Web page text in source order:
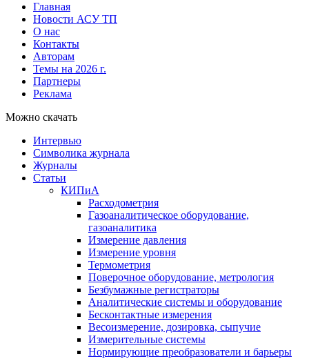
Главная
Новости АСУ ТП
О нас
Контакты
Авторам
Темы на 2026 г.
Партнеры
Реклама
Можно скачать
Интервью
Символика журнала
Журналы
Статьи
КИПиА
Расходометрия
Газоаналитическое оборудование,
газоаналитика
Измерение давления
Измерение уровня
Термометрия
Поверочное оборудование, метрология
Безбумажные регистраторы
Аналитические системы и оборудование
Бесконтактные измерения
Весоизмерение, дозировка, сыпучие
Измерительные системы
Нормирующие преобразователи и барьеры